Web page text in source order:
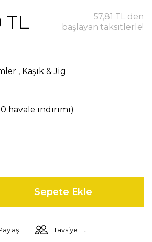
TL
57,81 TL den
başlayan taksitlerle!
, Kaşık & Jig
havale indirimi)
Sepete Ekle
Tavsiye Et